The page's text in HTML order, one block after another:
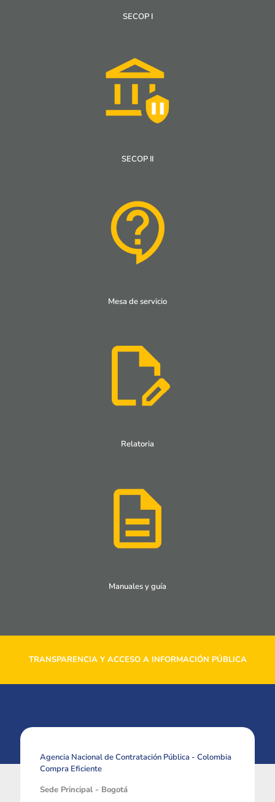
SECOP I
SECOP II
Mesa de servicio
Relatoria
Manuales y guía
TRANSPARENCIA Y ACCESO A INFORMACIÓN PÚBLICA
Agencia Nacional de Contratación Pública - Colombia
Compra Eficiente
Sede Principal - Bogotá